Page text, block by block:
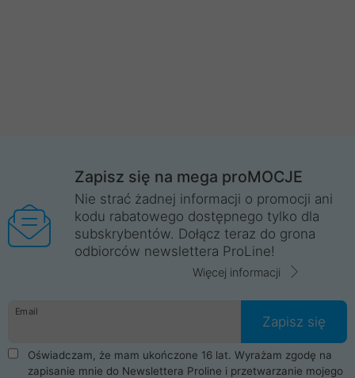
Zapisz się na mega proMOCJE
Nie strać żadnej informacji o promocji ani
kodu rabatowego dostępnego tylko dla
subskrybentów. Dołącz teraz do grona
odbiorców newslettera ProLine!
Więcej informacji
Email
Zapisz się
Oświadczam, że mam ukończone 16 lat. Wyrażam zgodę na
zapisanie mnie do Newslettera Proline i przetwarzanie mojego